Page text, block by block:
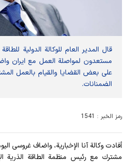
قال المدير العام للوكالة الدولية
مستعدون لمواصلة العمل مع ايران
على بعض القضايا والقيام بالعمل
الضمنانات.
رمز الخبر : 1541
أفادت وکالة آنا الإخباریة، واضاف
مشترك مع رئيس منظمة الطاقة الذرية